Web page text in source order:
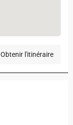
Obtenir l'itinéraire